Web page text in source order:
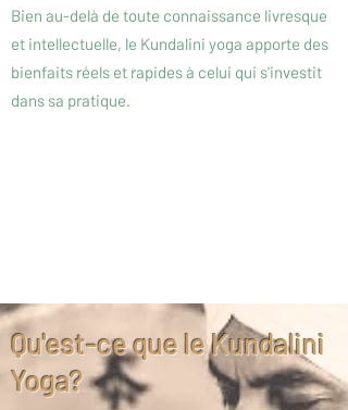
Bien au-delà de toute connaissance livresque
et intellectuelle, le Kundalini yoga apporte des
bienfaits réels et rapides à celui qui s'investit
dans sa pratique.
Qu'est-ce que le Kundalini
Yoga?